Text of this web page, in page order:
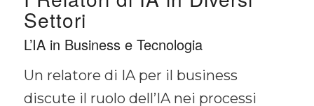
Settori
L’IA in Business e Tecnologia
Un relatore di IA per il business
discute il ruolo dell’IA nei processi